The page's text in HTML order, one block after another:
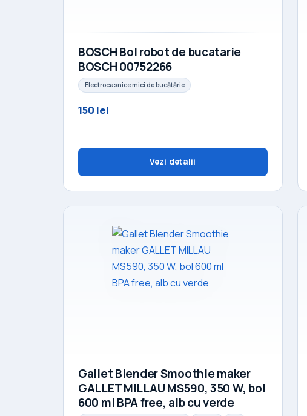
BOSCH Bol robot de bucatarie
BOSCH 00752266
Electrocasnice mici de bucătărie
150 lei
Vezi detalii
Gallet Blender Smoothie maker
GALLET MILLAU MS590, 350 W, bol
600 ml BPA free, alb cu verde